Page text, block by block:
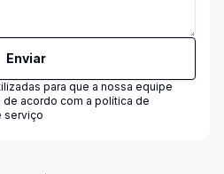
Enviar
para que a nossa equipe
acordo com a política de
serviço